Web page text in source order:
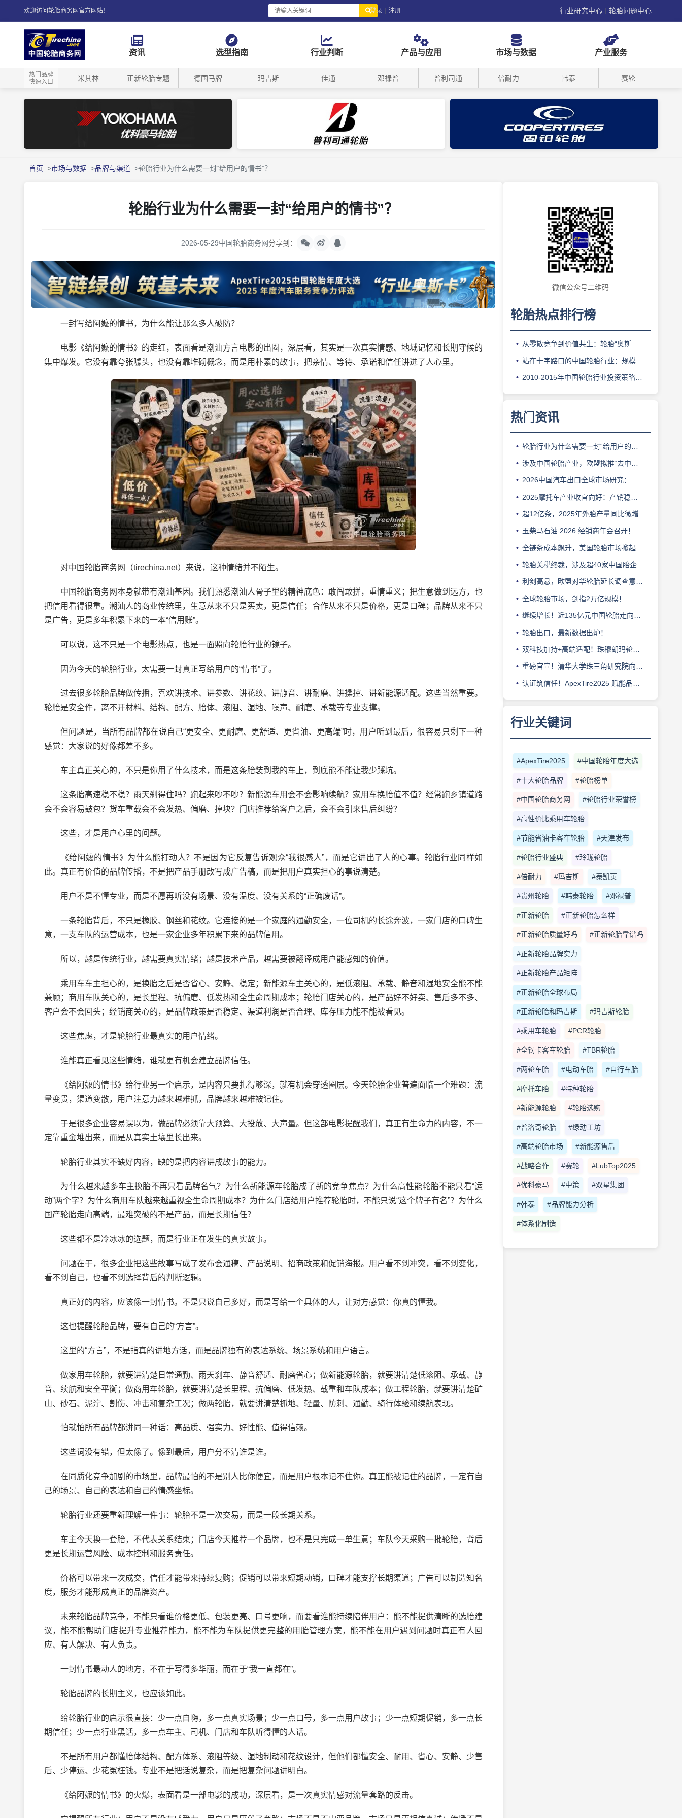
欢迎访问轮胎商务网官方网站！ 登录 | 注册 行业研究中心 | 轮胎问题中心 |
资讯 选型指南 行业判断 产品与应用 市场与数据 产业服务
热门品牌
快速入口
米其林 正新轮胎专题 德国马牌 玛吉斯 佳通 邓禄普 普利司通 倍耐力 韩泰 赛轮
首页 市场与数据 品牌与渠道 轮胎行业为什么需要一封“给用户的情书”？
轮胎行业为什么需要一封“给用户的情书”？
2026-05-29中国轮胎商务网分享到：
一封写给阿嬷的情书，为什么能让那么多人破防？
电影《给阿嬷的情书》的走红，表面看是潮汕方言电影的出圈，深层看，其实是一次真实情感、地域记忆和长期守候的
集中爆发。它没有靠夸张噱头，也没有靠堆砌概念，而是用朴素的故事，把亲情、等待、承诺和信任讲进了人心里。
对中国轮胎商务网（tirechina.net）来说，这种情绪并不陌生。
中国轮胎商务网本身就带有潮汕基因。我们熟悉潮汕人骨子里的精神底色：敢闯敢拼，重情重义；把生意做到远方，也
把信用看得很重。潮汕人的商业传统里，生意从来不只是买卖，更是信任；合作从来不只是价格，更是口碑；品牌从来不只
是广告，更是多年积累下来的一本“信用账”。
可以说，这不只是一个电影热点，也是一面照向轮胎行业的镜子。
因为今天的轮胎行业，太需要一封真正写给用户的“情书”了。
过去很多轮胎品牌做传播，喜欢讲技术、讲参数、讲花纹、讲静音、讲耐磨、讲操控、讲新能源适配。这些当然重要。
轮胎是安全件，离不开材料、结构、配方、胎体、滚阻、湿地、噪声、耐磨、承载等专业支撑。
但问题是，当所有品牌都在说自己“更安全、更耐磨、更舒适、更省油、更高端”时，用户听到最后，很容易只剩下一种
感觉：大家说的好像都差不多。
车主真正关心的，不只是你用了什么技术，而是这条胎装到我的车上，到底能不能让我少踩坑。
这条胎高速稳不稳？雨天刹得住吗？跑起来吵不吵？新能源车用会不会影响续航？家用车换胎值不值？经常跑乡镇道路
会不会容易鼓包？货车重载会不会发热、偏磨、掉块？门店推荐给客户之后，会不会引来售后纠纷？
这些，才是用户心里的问题。
《给阿嬷的情书》为什么能打动人？不是因为它反复告诉观众“我很感人”，而是它讲出了人的心事。轮胎行业同样如
此。真正有价值的品牌传播，不是把产品手册改写成广告稿，而是把用户真实担心的事说清楚。
用户不是不懂专业，而是不愿再听没有场景、没有温度、没有关系的“正确废话”。
一条轮胎背后，不只是橡胶、钢丝和花纹。它连接的是一个家庭的通勤安全，一位司机的长途奔波，一家门店的口碑生
意，一支车队的运营成本，也是一家企业多年积累下来的品牌信用。
所以，越是传统行业，越需要真实情绪；越是技术产品，越需要被翻译成用户能感知的价值。
乘用车车主担心的，是换胎之后是否省心、安静、稳定；新能源车主关心的，是低滚阻、承载、静音和湿地安全能不能
兼顾；商用车队关心的，是长里程、抗偏磨、低发热和全生命周期成本；轮胎门店关心的，是产品好不好卖、售后多不多、
客户会不会回头；经销商关心的，是品牌政策是否稳定、渠道利润是否合理、库存压力能不能被看见。
这些焦虑，才是轮胎行业最真实的用户情绪。
谁能真正看见这些情绪，谁就更有机会建立品牌信任。
《给阿嬷的情书》给行业另一个启示，是内容只要扎得够深，就有机会穿透圈层。今天轮胎企业普遍面临一个难题：流
量变贵，渠道变散，用户注意力越来越难抓，品牌越来越难被记住。
于是很多企业容易误以为，做品牌必须靠大预算、大投放、大声量。但这部电影提醒我们，真正有生命力的内容，不一
定靠重金堆出来，而是从真实土壤里长出来。
轮胎行业其实不缺好内容，缺的是把内容讲成故事的能力。
为什么越来越多车主换胎不再只看品牌名气？为什么新能源车轮胎成了新的竞争焦点？为什么高性能轮胎不能只看“运
动”两个字？为什么商用车队越来越重视全生命周期成本？为什么门店给用户推荐轮胎时，不能只说“这个牌子有名”？为什么
国产轮胎走向高端，最难突破的不是产品，而是长期信任？
这些都不是冷冰冰的选题，而是行业正在发生的真实故事。
问题在于，很多企业把这些故事写成了发布会通稿、产品说明、招商政策和促销海报。用户看不到冲突，看不到变化，
看不到自己，也看不到选择背后的判断逻辑。
真正好的内容，应该像一封情书。不是只说自己多好，而是写给一个具体的人，让对方感觉：你真的懂我。
这也提醒轮胎品牌，要有自己的“方言”。
这里的“方言”，不是指真的讲地方话，而是品牌独有的表达系统、场景系统和用户语言。
做家用车轮胎，就要讲清楚日常通勤、雨天刹车、静音舒适、耐磨省心；做新能源轮胎，就要讲清楚低滚阻、承载、静
音、续航和安全平衡；做商用车轮胎，就要讲清楚长里程、抗偏磨、低发热、载重和车队成本；做工程轮胎，就要讲清楚矿
山、砂石、泥泞、割伤、冲击和复杂工况；做两轮胎，就要讲清楚抓地、轻量、防刺、通勤、骑行体验和续航表现。
怕就怕所有品牌都讲同一种话：高品质、强实力、好性能、值得信赖。
这些词没有错，但太像了。像到最后，用户分不清谁是谁。
在同质化竞争加剧的市场里，品牌最怕的不是别人比你便宜，而是用户根本记不住你。真正能被记住的品牌，一定有自
己的场景、自己的表达和自己的情感坐标。
轮胎行业还要重新理解一件事：轮胎不是一次交易，而是一段长期关系。
车主今天换一套胎，不代表关系结束；门店今天推荐一个品牌，也不是只完成一单生意；车队今天采购一批轮胎，背后
更是长期运营风险、成本控制和服务责任。
价格可以带来一次成交，信任才能带来持续复购；促销可以带来短期动销，口碑才能支撑长期渠道；广告可以制造知名
度，服务才能形成真正的品牌资产。
未来轮胎品牌竞争，不能只看谁价格更低、包装更亮、口号更响，而要看谁能持续陪伴用户：能不能提供清晰的选胎建
议，能不能帮助门店提升专业推荐能力，能不能为车队提供更完整的用胎管理方案，能不能在用户遇到问题时真正有人回
应、有人解决、有人负责。
一封情书最动人的地方，不在于写得多华丽，而在于“我一直都在”。
轮胎品牌的长期主义，也应该如此。
给轮胎行业的启示很直接：少一点自嗨，多一点真实场景；少一点口号，多一点用户故事；少一点短期促销，多一点长
期信任；少一点行业黑话，多一点车主、司机、门店和车队听得懂的人话。
不是所有用户都懂胎体结构、配方体系、滚阻等级、湿地制动和花纹设计，但他们都懂安全、耐用、省心、安静、少售
后、少停运、少花冤枉钱。专业不是把话说复杂，而是把复杂问题讲明白。
《给阿嬷的情书》的火爆，表面看是一部电影的成功，深层看，是一次真实情感对流量套路的反击。
微信公众号二维码
轮胎热点排行榜
从零散竞争到价值共生：轮胎“奥斯卡”如何重构万亿汽车后市场逻辑
站在十字路口的中国轮胎行业：规模红利消退，价值竞争启幕
2010-2015年中国轮胎行业投资策略分析及竞争战略研究咨询报告
热门资讯
轮胎行业为什么需要一封“给用户的情书”？
涉及中国轮胎产业，欧盟拟推“去中国化”
2026中国汽车出口全球市场研究：欧洲、北美、东南亚及澳新格局与趋势分析
2025摩托车产业收官向好：产销稳增、质效提升、结构优化
超12亿条，2025年外胎产量同比微增
玉柴马石油 2026 经销商年会召开！剑指 3 亿年销，龙护品牌锚定一线定位
全链条成本飙升，美国轮胎市场掀起结构性剧变
轮胎关税终裁，涉及超40家中国胎企
利剑高悬，欧盟对华轮胎延长调查意味着什么？
全球轮胎市场，剑指2万亿规模！
继续增长！近135亿元中国轮胎走向海外
轮胎出口，最新数据出炉！
双科技加持+高端适配！珠穆朗玛轮胎冲击 ApexTire2025
重磅官宣！清华大学珠三角研究院向晖主任出任ApexTire2025荣誉导师
认证筑信任！ApexTire2025 赋能品牌溢价与出海破局
行业关键词
#ApexTire2025 #中国轮胎年度大选
#十大轮胎品牌 #轮胎榜单
#中国轮胎商务网 #轮胎行业荣誉榜
#高性价比乘用车轮胎
#节能省油卡客车轮胎 #天津发布
#轮胎行业盛典 #玲珑轮胎
#倍耐力 #玛吉斯 #泰凯英
#贵州轮胎 #韩泰轮胎 #邓禄普
#正新轮胎 #正新轮胎怎么样
#正新轮胎质量好吗 #正新轮胎靠谱吗
#正新轮胎品牌实力
#正新轮胎产品矩阵
#正新轮胎全球布局
#正新轮胎和玛吉斯 #玛吉斯轮胎
#乘用车轮胎 #PCR轮胎
#全钢卡客车轮胎 #TBR轮胎
#两轮车胎 #电动车胎 #自行车胎
#摩托车胎 #特种轮胎
#新能源轮胎 #轮胎选购
#普洛奇轮胎 #绿动工坊
#高端轮胎市场 #新能源售后
#战略合作 #赛轮 #LubTop2025
#优科豪马 #中策 #双星集团
#韩泰 #品牌能力分析
#体系化制造